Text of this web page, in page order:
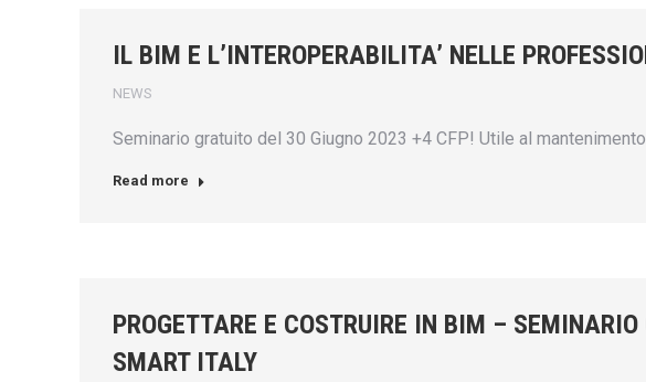
IL BIM E L’INTEROPERABILITA’ NELLE
NEWS
Seminario gratuito del 30 Giugno 2023 +4 CFP! Utile al
Read more
PROGETTARE E COSTRUIRE IN BIM –
SMART ITALY